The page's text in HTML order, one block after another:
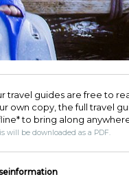
travel guides are free to
own copy, the full travel
to bring along
will be downloaded as a PDF.